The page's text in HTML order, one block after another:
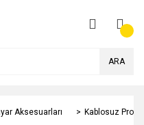
ARA
Aksesuarları Kablosuz